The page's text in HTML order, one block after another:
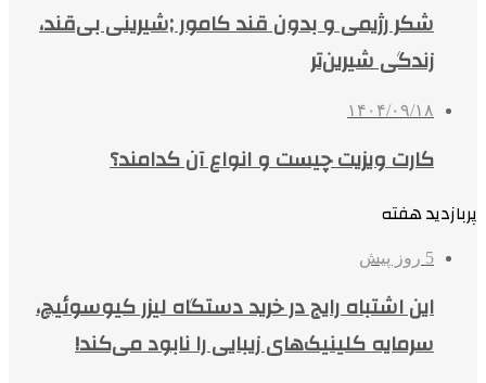
شکر رژیمی و بدون قند کامور ;شیرینی بی‌قند،
زندگی شیرین‌تر
۱۴۰۴/۰۹/۱۸
کارت ویزیت چیست و انواع آن کدامند؟
پربازدید هفته
5 روز پیش
این اشتباه رایج در خرید دستگاه لیزر کیوسوئیچ،
سرمایه کلینیک‌های زیبایی را نابود می‌کند!